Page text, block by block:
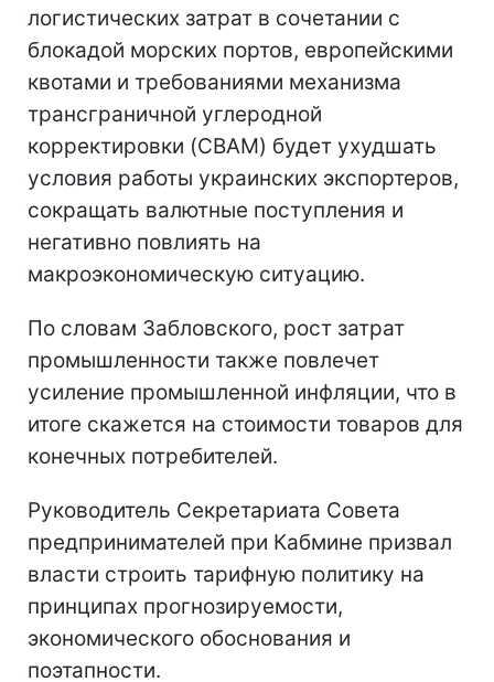
логистических затрат в сочетании с
блокадой морских портов, европейскими
квотами и требованиями механизма
трансграничной углеродной
корректировки (CBAM) будет ухудшать
условия работы украинских экспортеров,
сокращать валютные поступления и
негативно повлиять на
макроэкономическую ситуацию.
По словам Забловского, рост затрат
промышленности также повлечет
усиление промышленной инфляции, что в
итоге скажется на стоимости товаров для
конечных потребителей.
Руководитель Секретариата Совета
предпринимателей при Кабмине призвал
власти строить тарифную политику на
принципах прогнозируемости,
экономического обоснования и
поэтапности.